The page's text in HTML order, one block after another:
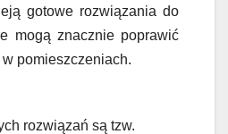
gotowe rozwiązania do
mogą znacznie poprawić
pomieszczeniach.
rozwiązań są tzw.